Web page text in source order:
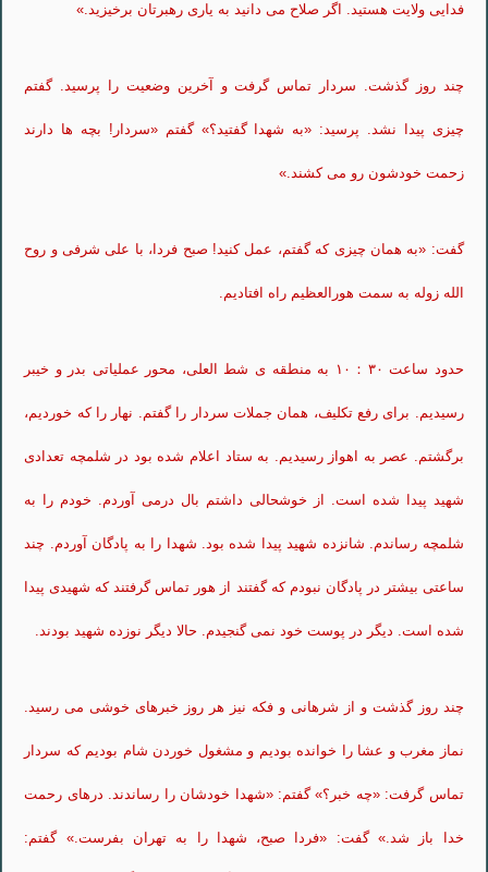
فدایی ولایت هستید. اگر صلاح می دانید به یاری رهبرتان برخیزید.»
چند روز گذشت. سردار تماس گرفت و آخرین وضعیت را پرسید. گفتم
چیزی پیدا نشد. پرسید: «به شهدا گفتید؟» گفتم «سردار! بچه ها دارند
زحمت خودشون رو می کشند.»
گفت: «به همان چیزی که گفتم، عمل کنید! صبح فردا، با علی شرفی و روح
الله زوله به سمت هورالعظیم راه افتادیم.
حدود ساعت ۱۰ ： ۳۰ به منطقه ی شط العلی، محور عملیاتی بدر و خیبر
رسیدیم. برای رفع تکلیف، همان جملات سردار را گفتم. نهار را که خوردیم،
برگشتم. عصر به اهواز رسیدیم. به ستاد اعلام شده بود در شلمچه تعدادی
شهید پیدا شده است. از خوشحالی داشتم بال درمی آوردم. خودم را به
شلمچه رساندم. شانزده شهید پیدا شده بود. شهدا را به پادگان آوردم. چند
ساعتی بیشتر در پادگان نبودم که گفتند از هور تماس گرفتند که شهیدی پیدا
شده است. دیگر در پوست خود نمی گنجیدم. حالا دیگر نوزده شهید بودند.
چند روز گذشت و از شرهانی و فکه نیز هر روز خبرهای خوشی می رسید.
نماز مغرب و عشا را خوانده بودیم و مشغول خوردن شام بودیم که سردار
تماس گرفت: «چه خبر؟» گفتم: «شهدا خودشان را رساندند. درهای رحمت
خدا باز شد.» گفت: «فردا صبح، شهدا را به تهران بفرست.» گفتم: